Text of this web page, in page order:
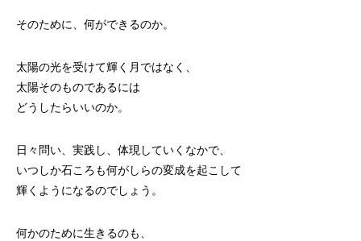
そのために、何ができるのか。
太陽の光を受けて輝く月ではなく、
太陽そのものであるには
どうしたらいいのか。
日々問い、実践し、体現していくなかで、
いつしか石ころも何がしらの変成を起こして
輝くようになるのでしょう。
何かのために生きるのも、